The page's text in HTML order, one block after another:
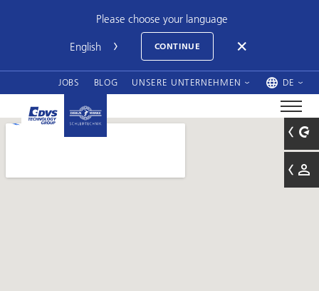
Please choose your language
CONTINUE
JOBS BLOG UNSERE UNTERNEHMEN DE